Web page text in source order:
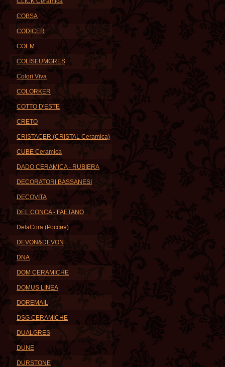
COBSA
CODICER
COEM
COLISEUMGRES
Colori Viva
COLORKER
COTTO D'ESTE
CRETO
CRISTACER (CRISTAL Ceramica)
CUBE Ceramica
DADO CERAMICA - RUBIERA
DECORATORI BASSANESI
DECOVITA
DEL CONCA - FAETANO
DelaCora (Россия)
DEVON&DEVON
DNA
DOM CERAMICHE
DOMUS LINEA
DOREMAIL
DSG CERAMICHE
DUALGRES
DUNE
DURSTONE